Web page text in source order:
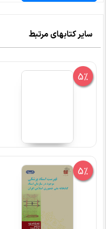
سایر کتابهای مرتبط
5%
5%